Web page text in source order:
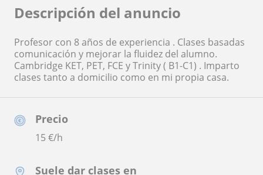
Precio
15€/h
Suele dar clases en
Descripción del anuncio
Profesor con 8 años de experiencia . Clases basadas
comunicación y mejorar la fluidez del alumno.
Cambridge KET, PET, FCE y Trinity ( B1-C1) . Imparto
clases tanto a domicilio como en mi propia casa.